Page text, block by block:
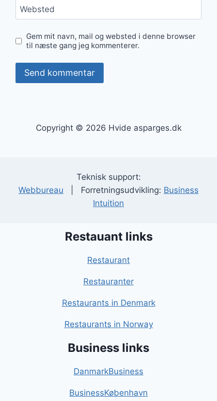
Websted
Gem mit navn, mail og websted i denne browser
til næste gang jeg kommenterer.
Copyright © 2026 Hvide asparges.dk
Teknisk support:
Webbureau | Forretningsudvikling: Business
Intuition
Restauant links
Restaurant
Restauranter
Restaurants in Denmark
Restaurants in Norway
Business links
DanmarkBusiness
BusinessKøbenhavn